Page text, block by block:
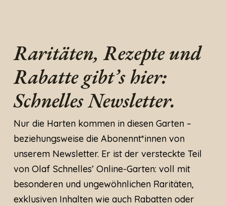
Raritäten, Rezepte und
Rabatte gibt’s hier:
Schnelles Newsletter.
Nur die Harten kommen in diesen Garten –
beziehungsweise die Abonennt*innen von
unserem Newsletter. Er ist der versteckte Teil
von Olaf Schnelles’ Online-Garten: voll mit
besonderen und ungewöhnlichen Raritäten,
exklusiven Inhalten wie auch Rabatten oder